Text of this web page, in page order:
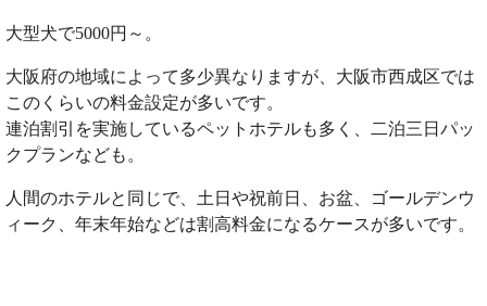
大型犬で5000円～。
大阪府の地域によって多少異なりますが、大阪市西成区では
このくらいの料金設定が多いです。
連泊割引を実施しているペットホテルも多く、二泊三日パッ
クプランなども。
人間のホテルと同じで、土日や祝前日、お盆、ゴールデンウ
ィーク、年末年始などは割高料金になるケースが多いです。